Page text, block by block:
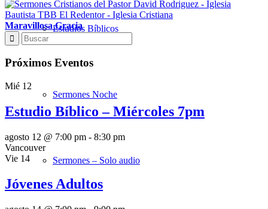
Estudios Bíblicos
Sermones Noche
Sermones – Solo audio
Maravillosa Gracia
Próximos Eventos
Mié 12
Estudio Bíblico – Miércoles 7pm
agosto 12 @ 7:00 pm - 8:30 pm
Vancouver
Vie 14
Jóvenes Adultos